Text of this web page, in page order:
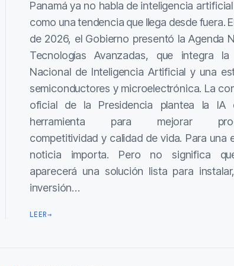
Panamá ya no habla de inteligencia
como una tendencia que llega desde fuera.
de 2026, el Gobierno presentó la Agenda
Tecnologías Avanzadas, que integra la
Nacional de Inteligencia Artificial y una
semiconductores y microelectrónica. La
oficial de la Presidencia plantea la IA
herramienta para mejorar
competitividad y calidad de vida. Para una
noticia importa. Pero no significa
aparecerá una solución lista para
inversión…
LEER→